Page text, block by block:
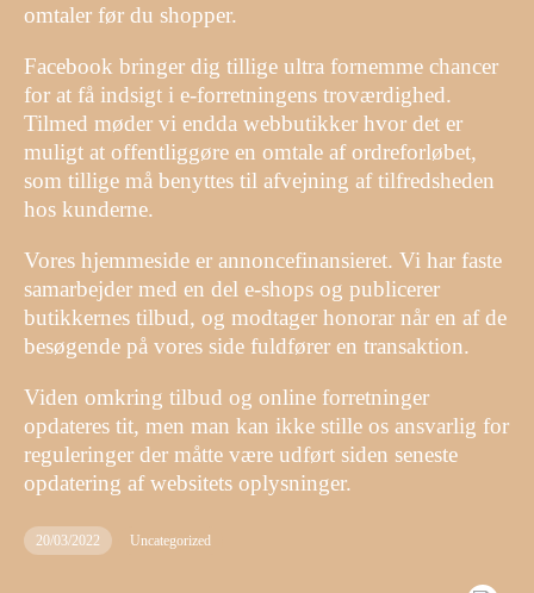
omtaler før du shopper.
Facebook bringer dig tillige ultra fornemme chancer
for at få indsigt i e-forretningens troværdighed.
Tilmed møder vi endda webbutikker hvor det er
muligt at offentliggøre en omtale af ordreforløbet,
som tillige må benyttes til afvejning af tilfredsheden
hos kunderne.
Vores hjemmeside er annoncefinansieret. Vi har faste
samarbejder med en del e-shops og publicerer
butikkernes tilbud, og modtager honorar når en af de
besøgende på vores side fuldfører en transaktion.
Viden omkring tilbud og online forretninger
opdateres tit, men man kan ikke stille os ansvarlig for
reguleringer der måtte være udført siden seneste
opdatering af websitets oplysninger.
20/03/2022 Uncategorized